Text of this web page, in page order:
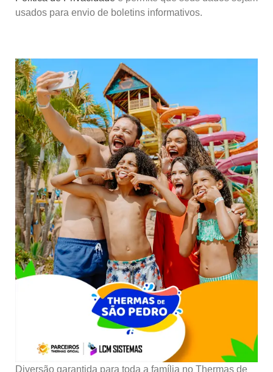
usados para envio de boletins informativos.
Diversão garantida para toda a família no Thermas de